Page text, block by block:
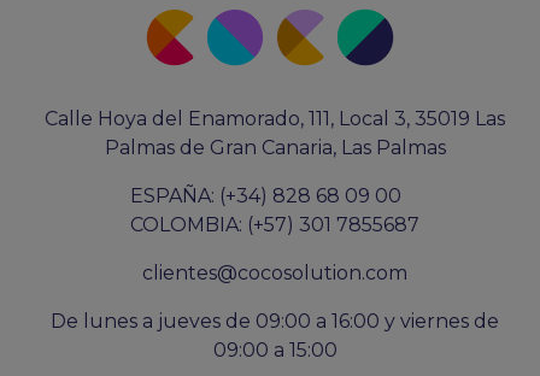
Calle Hoya del Enamorado, 111, Local 3, 35019 Las
Palmas de Gran Canaria, Las Palmas
ESPAÑA: (+34) 828 68 09 00
COLOMBIA: (+57) 301 7855687
clientes@cocosolution.com
De lunes a jueves de 09:00 a 16:00 y viernes de
09:00 a 15:00